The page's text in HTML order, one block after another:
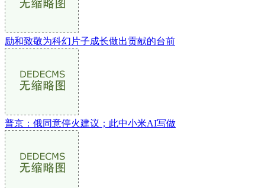
励和致敬为科幻片子成长做出贡献的台前
普京：俄同意停火建议；此中小米AI写做